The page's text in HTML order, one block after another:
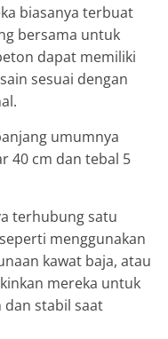
biasanya terbuat
bersama untuk
dapat memiliki
sesuai dengan
umumnya
40 cm dan tebal 5
terhubung satu
menggunakan
kawat baja, atau
mereka untuk
stabil saat